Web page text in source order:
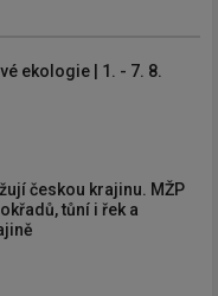
ekologie | 1. - 7. 8.
českou krajinu. MŽP
tůní i řek a